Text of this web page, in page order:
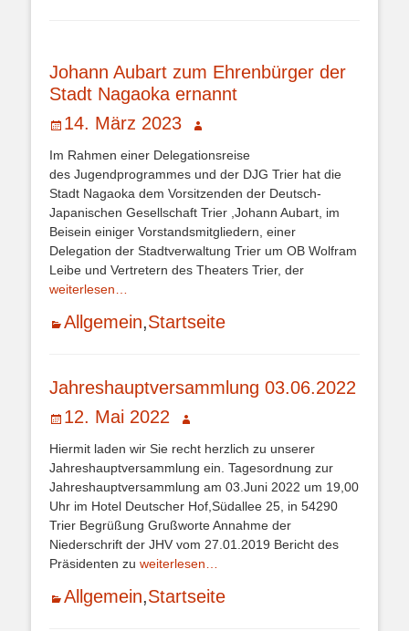
Johann Aubart zum Ehrenbürger der
Stadt Nagaoka ernannt
Veröffentlicht
am
14. März 2023 Autor
Im Rahmen einer Delegationsreise
des Jugendprogrammes und der DJG Trier hat die
Stadt Nagaoka dem Vorsitzenden der Deutsch-
Japanischen Gesellschaft Trier ,Johann Aubart, im
Beisein einiger Vorstandsmitgliedern, einer
Delegation der Stadtverwaltung Trier um OB Wolfram
Leibe und Vertretern des Theaters Trier, der
weiterlesen…
Kategorien
Allgemein,Startseite
Jahreshauptversammlung 03.06.2022
Veröffentlicht
am
12. Mai 2022 Autor
Hiermit laden wir Sie recht herzlich zu unserer
Jahreshauptversammlung ein. Tagesordnung zur
Jahreshauptversammlung am 03.Juni 2022 um 19,00
Uhr im Hotel Deutscher Hof,Südallee 25, in 54290
Trier Begrüßung Grußworte Annahme der
Niederschrift der JHV vom 27.01.2019 Bericht des
Präsidenten zu weiterlesen…
Kategorien
Allgemein,Startseite